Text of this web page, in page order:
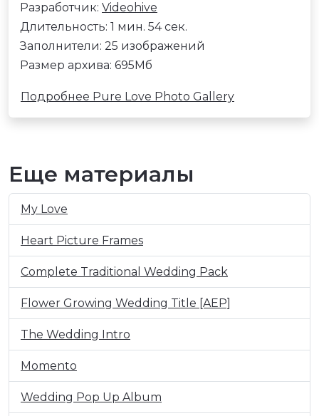
Разработчик: Videohive
Длительность: 1 мин. 54 сек.
Заполнители: 25 изображений
Размер архива: 695Мб
Подробнее Pure Love Photo Gallery
Еще материалы
My Love
Heart Picture Frames
Complete Traditional Wedding Pack
Flower Growing Wedding Title [AEP]
The Wedding Intro
Momento
Wedding Pop Up Album